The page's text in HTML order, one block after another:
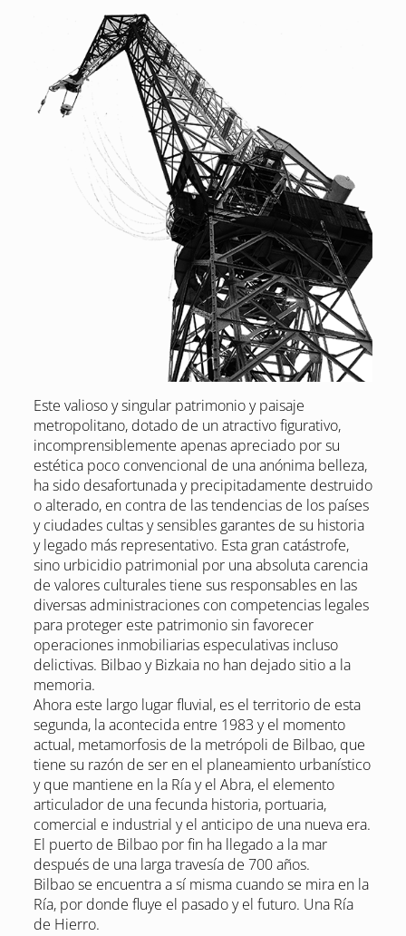
Este valioso y singular patrimonio y paisaje
metropolitano, dotado de un atractivo figurativo,
incomprensiblemente apenas apreciado por su
estética poco convencional de una anónima belleza,
ha sido desafortunada y precipitadamente destruido
o alterado, en contra de las tendencias de los países
y ciudades cultas y sensibles garantes de su historia
y legado más representativo. Esta gran catástrofe,
sino urbicidio patrimonial por una absoluta carencia
de valores culturales tiene sus responsables en las
diversas administraciones con competencias legales
para proteger este patrimonio sin favorecer
operaciones inmobiliarias especulativas incluso
delictivas. Bilbao y Bizkaia no han dejado sitio a la
memoria.
Ahora este largo lugar fluvial, es el territorio de esta
segunda, la acontecida entre 1983 y el momento
actual, metamorfosis de la metrópoli de Bilbao, que
tiene su razón de ser en el planeamiento urbanístico
y que mantiene en la Ría y el Abra, el elemento
articulador de una fecunda historia, portuaria,
comercial e industrial y el anticipo de una nueva era.
El puerto de Bilbao por fin ha llegado a la mar
después de una larga travesía de 700 años.
Bilbao se encuentra a sí misma cuando se mira en la
Ría, por donde fluye el pasado y el futuro. Una Ría
de Hierro.